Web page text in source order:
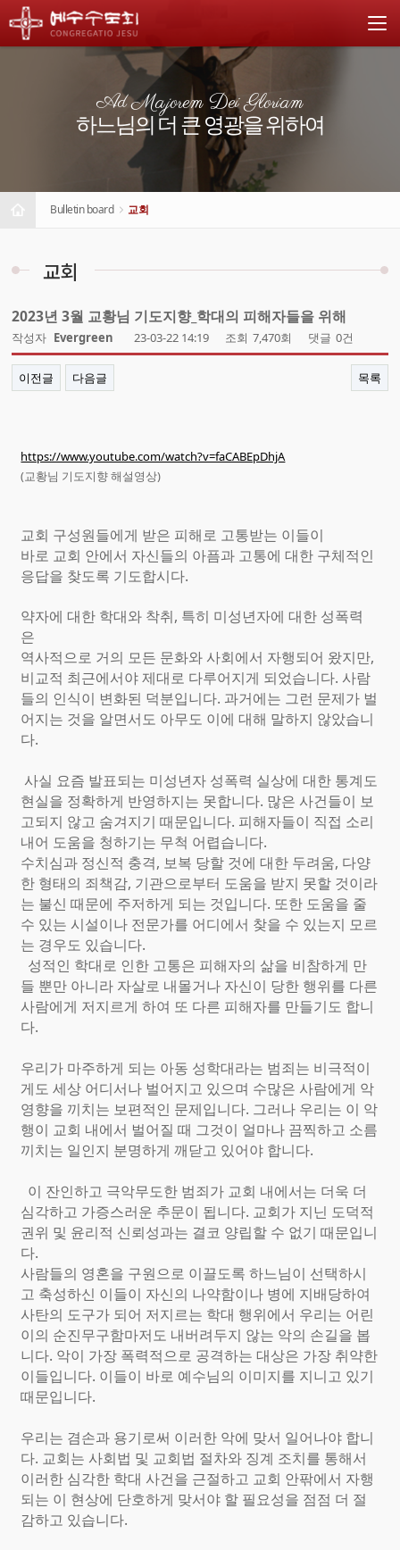
Ad Majorem Dei Gloriam
하느님의 더 큰 영광을 위하여
Bulletin board 교회
교회
2023년 3월 교황님 기도지향_학대의 피해자들을 위해
작성자 Evergreen 23-03-22 14:19 조회 7,470회 댓글 0건
이전글 다음글 목록
https://www.youtube.com/watch?v=faCABEpDhjA
(교황님 기도지향 해설영상)
교회 구성원들에게 받은 피해로 고통받는 이들이
바로 교회 안에서 자신들의 아픔과 고통에 대한 구체적인
응답을 찾도록 기도합시다.
약자에 대한 학대와 착취, 특히 미성년자에 대한 성폭력
은
역사적으로 거의 모든 문화와 사회에서 자행되어 왔지만,
비교적 최근에서야 제대로 다루어지게 되었습니다. 사람
들의 인식이 변화된 덕분입니다. 과거에는 그런 문제가 벌
어지는 것을 알면서도 아무도 이에 대해 말하지 않았습니
다.
사실 요즘 발표되는 미성년자 성폭력 실상에 대한 통계도
현실을 정확하게 반영하지는 못합니다. 많은 사건들이 보
고되지 않고 숨겨지기 때문입니다. 피해자들이 직접 소리
내어 도움을 청하기는 무척 어렵습니다.
수치심과 정신적 충격, 보복 당할 것에 대한 두려움, 다양
한 형태의 죄책감, 기관으로부터 도움을 받지 못할 것이라
는 불신 때문에 주저하게 되는 것입니다. 또한 도움을 줄
수 있는 시설이나 전문가를 어디에서 찾을 수 있는지 모르
는 경우도 있습니다.
성적인 학대로 인한 고통은 피해자의 삶을 비참하게 만
들 뿐만 아니라 자살로 내몰거나 자신이 당한 행위를 다른
사람에게 저지르게 하여 또 다른 피해자를 만들기도 합니
다.
우리가 마주하게 되는 아동 성학대라는 범죄는 비극적이
게도 세상 어디서나 벌어지고 있으며 수많은 사람에게 악
영향을 끼치는 보편적인 문제입니다. 그러나 우리는 이 악
행이 교회 내에서 벌어질 때 그것이 얼마나 끔찍하고 소름
끼치는 일인지 분명하게 깨닫고 있어야 합니다.
이 잔인하고 극악무도한 범죄가 교회 내에서는 더욱 더
심각하고 가증스러운 추문이 됩니다. 교회가 지닌 도덕적
권위 및 윤리적 신뢰성과는 결코 양립할 수 없기 때문입니
다.
사람들의 영혼을 구원으로 이끌도록 하느님이 선택하시
고 축성하신 이들이 자신의 나약함이나 병에 지배당하여
사탄의 도구가 되어 저지르는 학대 행위에서 우리는 어린
이의 순진무구함마저도 내버려두지 않는 악의 손길을 봅
니다. 악이 가장 폭력적으로 공격하는 대상은 가장 취약한
이들입니다. 이들이 바로 예수님의 이미지를 지니고 있기
때문입니다.
우리는 겸손과 용기로써 이러한 악에 맞서 일어나야 합니
다. 교회는 사회법 및 교회법 절차와 징계 조치를 통해서
이러한 심각한 학대 사건을 근절하고 교회 안팎에서 자행
되는 이 현상에 단호하게 맞서야 할 필요성을 점점 더 절
감하고 있습니다.